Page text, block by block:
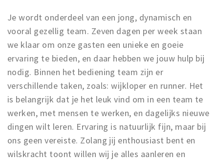
Je wordt onderdeel van een jong, dynamisch en
vooral gezellig team. Zeven dagen per week staan
we klaar om onze gasten een unieke en goeie
ervaring te bieden, en daar hebben we jouw hulp bij
nodig. Binnen het bediening team zijn er
verschillende taken, zoals: wijkloper en runner. Het
is belangrijk dat je het leuk vind om in een team te
werken, met mensen te werken, en dagelijks nieuwe
dingen wilt leren. Ervaring is natuurlijk fijn, maar bij
ons geen vereiste. Zolang jij enthousiast bent en
wilskracht toont willen wij je alles aanleren en